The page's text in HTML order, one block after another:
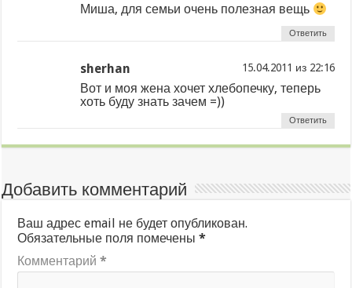
Миша, для семьи очень полезная вещь
Ответить
sherhan из
Вот и моя жена хочет хлебопечку, теперь
хоть буду знать зачем =))
Ответить
Добавить комментарий
Ваш адрес email не будет опубликован.
Обязательные поля помечены*
Комментарий*